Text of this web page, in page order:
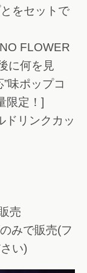
をセットで
FLOWER
に何を見
味ポップコ
限定！]
ドリンクカッ
売
みで販売(フ
い)